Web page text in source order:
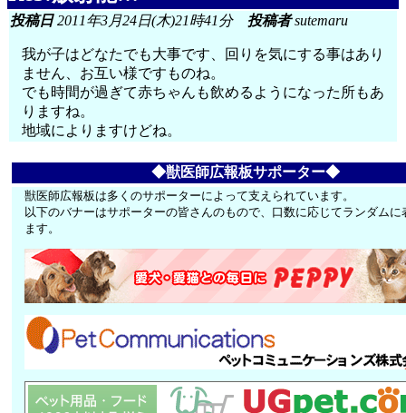
投稿日2011年3月24日(木)21時41分 投稿者sutemaru
我が子はどなたでも大事です、回りを気にする事はあり
ません、お互い様ですものね。
でも時間が過ぎて赤ちゃんも飲めるようになった所もあ
りますね。
地域によりますけどね。
◆獣医師広報板サポーター◆
獣医師広報板は多くのサポーターによって支えられています。
以下のバナーはサポーターの皆さんのもので、口数に応じてランダムに
ます。